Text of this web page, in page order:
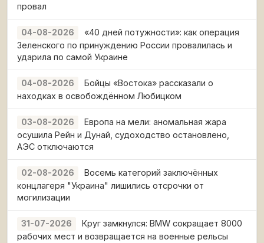
провал
04-08-2026
«40 дней потужности»: как операция
Зеленского по принуждению России провалилась и
ударила по самой Украине
04-08-2026
Бойцы «Востока» рассказали о
находках в освобождённом Любицком
03-08-2026
Европа на мели: аномальная жара
осушила Рейн и Дунай, судоходство остановлено,
АЭС отключаются
02-08-2026
Восемь категорий заключённых
концлагеря "Украина" лишились отсрочки от
могилизации
31-07-2026
Круг замкнулся: BMW сокращает 8000
рабочих мест и возвращается на военные рельсы